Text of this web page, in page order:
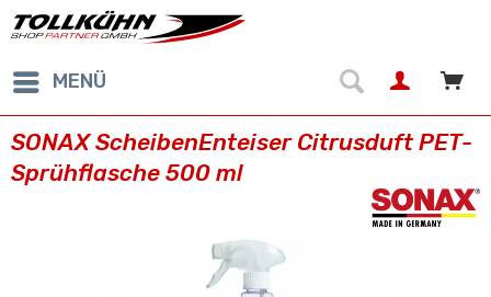
MENÜ
SONAX ScheibenEnteiser Citrusduft PET-
Sprühflasche 500 ml